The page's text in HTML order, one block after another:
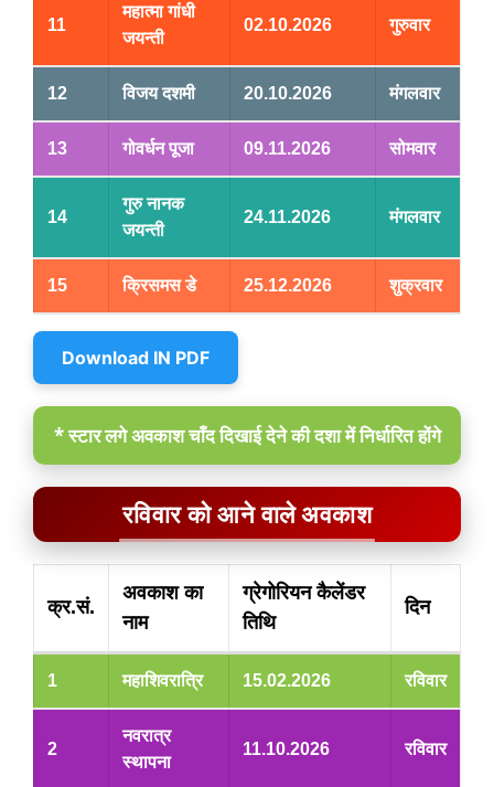
11
महात्मा गांधी
जयन्ती
02.10.2026 गुरुवार
12 विजय दशमी 20.10.2026 मंगलवार
13 गोवर्धन पूजा 09.11.2026 सोमवार
14
गुरु नानक
जयन्ती
24.11.2026 मंगलवार
15 क्रिसमस डे 25.12.2026 शुक्रवार
Download IN PDF
* स्टार लगे अवकाश चाँद दिखाई देने की दशा में निर्धारित होंगे
रविवार को आने वाले अवकाश
क्र.सं.
अवकाश का
नाम
ग्रेगोरियन कैलेंडर
तिथि
दिन
1 महाशिवरात्रि 15.02.2026 रविवार
2
नवरात्र
स्थापना
11.10.2026 रविवार